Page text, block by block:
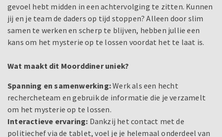
gevoel hebt midden in een achtervolging te zitten. Kunnen
jij en je team de daders op tijd stoppen? Alleen door slim
samen te werken en scherp te blijven, hebben jullie een
kans om het mysterie op te lossen voordat het te laat is.
Wat maakt dit Moorddiner uniek?
Spanning en samenwerking:Werk als een hecht
rechercheteam en gebruik de informatie die je verzamelt
om het mysterie op te lossen.
Interactieve ervaring: Dankzij het contact met de
politiechef via de tablet, voel je je helemaal onderdeel van